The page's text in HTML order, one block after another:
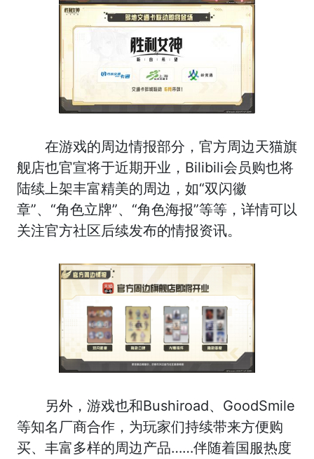
在游戏的周边情报部分，官方周边天猫旗
舰店也官宣将于近期开业，Bilibili会员购也将
陆续上架丰富精美的周边，如“双闪徽
章”、“角色立牌”、“角色海报”等等，详情可以
关注官方社区后续发布的情报资讯。
另外，游戏也和Bushiroad、GoodSmile
等知名厂商合作，为玩家们持续带来方便购
买、丰富多样的周边产品……伴随着国服热度